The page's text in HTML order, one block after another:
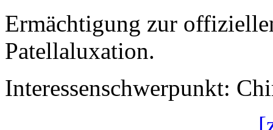
Ermächtigung zur
Patellaluxation.
Interessenschwerpunkt: